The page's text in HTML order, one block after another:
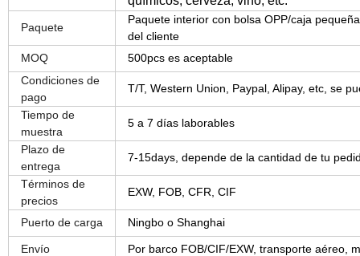
Paquete
Paquete interior con bolsa OPP/caja
del cliente
MOQ
500pcs es aceptable
Condiciones de
pago
T/T, Western Union, Paypal, Alipay, etc, se
Tiempo de
muestra
5 a 7 días laborables
Plazo de
entrega
7-15days, depende de la cantidad de tu
Términos de
precios
EXW, FOB, CFR, CIF
Puerto de carga Ningbo o Shanghai
Envío
Por barco FOB/CIF/EXW, transporte aéreo,